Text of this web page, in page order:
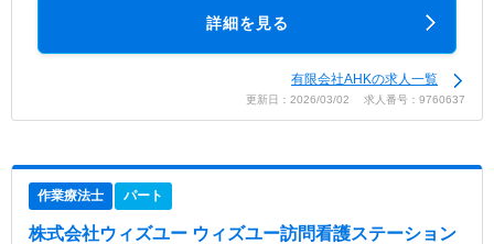
詳細を見る
有限会社AHKの求人一覧
更新日：2026/03/02 求人番号：9760637
作業療法士 パート
株式会社ウィズユー ウィズユー訪問看護ステーション